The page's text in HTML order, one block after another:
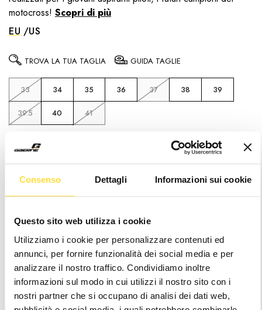
Consenso Dettagli Informazioni sui cookie
Questo sito web utilizza i cookie
Utilizziamo i cookie per personalizzare contenuti ed
annunci, per fornire funzionalità dei social media e per
analizzare il nostro traffico. Condividiamo inoltre
informazioni sul modo in cui utilizzi il nostro sito con i
nostri partner che si occupano di analisi dei dati web,
motocross! Scopri di più
EU
US
TROVA LA TUA TAGLIA GUIDA TAGLIE
33 34 35 36 37 38 39
39.5 40 41
: It seems like you are visiting us
. Sembra che la tua posizione sia al di
fuori dei paesi di spedizione gestiti
Hurry
only
left
Disponibilità
Wishlist
Consegna 24/48h